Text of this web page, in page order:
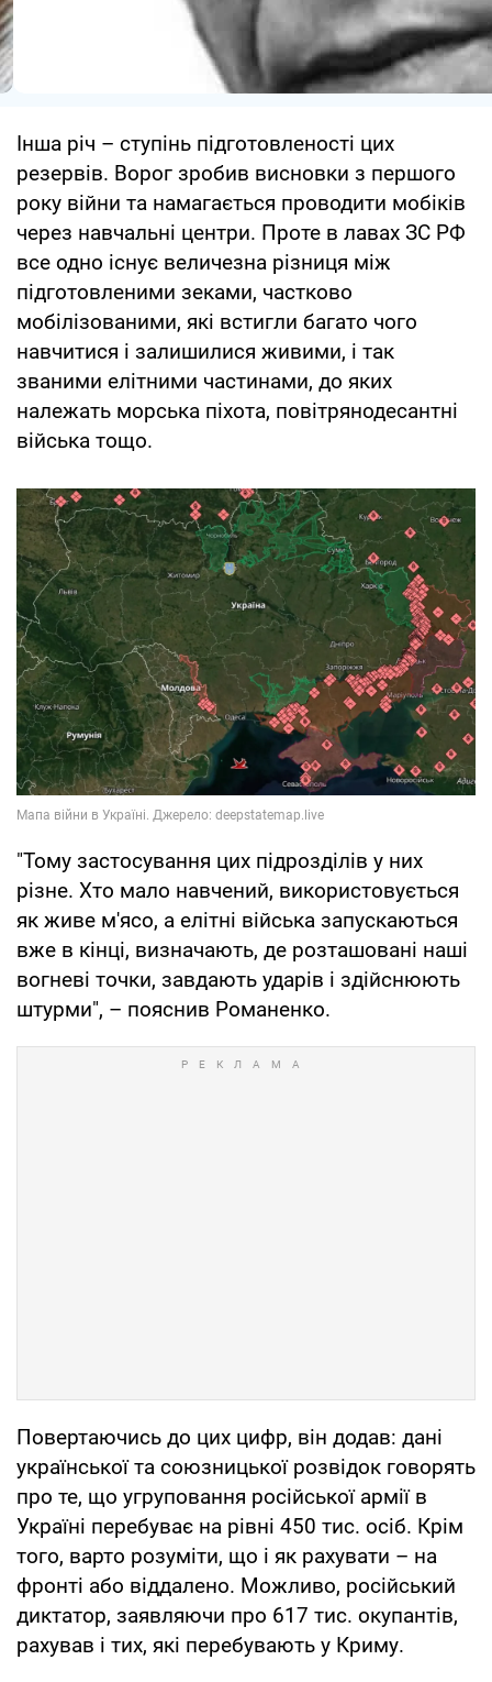
Інша річ – ступінь підготовленості цих
резервів. Ворог зробив висновки з першого
року війни та намагається проводити мобіків
через навчальні центри. Проте в лавах ЗС РФ
все одно існує величезна різниця між
підготовленими зеками, частково
мобілізованими, які встигли багато чого
навчитися і залишилися живими, і так
званими елітними частинами, до яких
належать морська піхота, повітрянодесантні
війська тощо.
"Тому застосування цих підрозділів у них
різне. Хто мало навчений, використовується
як живе м'ясо, а елітні війська запускаються
вже в кінці, визначають, де розташовані наші
вогневі точки, завдають ударів і здійснюють
штурми", – пояснив Романенко.
Повертаючись до цих цифр, він додав: дані
української та союзницької розвідок говорять
про те, що угруповання російської армії в
Україні перебуває на рівні 450 тис. осіб. Крім
того, варто розуміти, що і як рахувати – на
фронті або віддалено. Можливо, російський
диктатор, заявляючи про 617 тис. окупантів,
рахував і тих, які перебувають у Криму.